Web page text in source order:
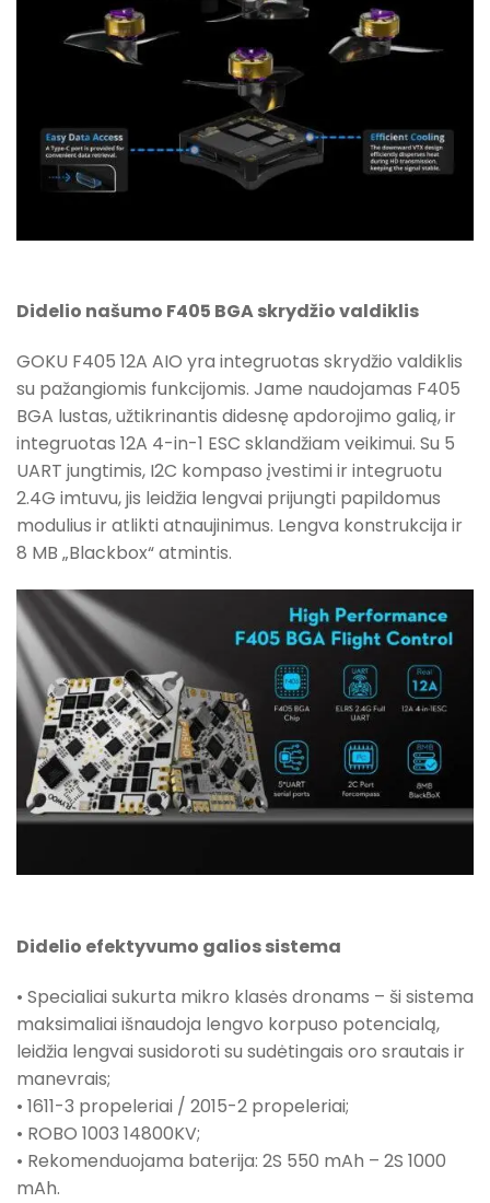
Didelio našumo F405 BGA skrydžio valdiklis
GOKU F405 12A AIO yra integruotas skrydžio valdiklis
su pažangiomis funkcijomis. Jame naudojamas F405
BGA lustas, užtikrinantis didesnę apdorojimo galią, ir
integruotas 12A 4-in-1 ESC sklandžiam veikimui. Su 5
UART jungtimis, I2C kompaso įvestimi ir integruotu
2.4G imtuvu, jis leidžia lengvai prijungti papildomus
modulius ir atlikti atnaujinimus. Lengva konstrukcija ir
8 MB „Blackbox“ atmintis.
Didelio efektyvumo galios sistema
• Specialiai sukurta mikro klasės dronams – ši sistema
maksimaliai išnaudoja lengvo korpuso potencialą,
leidžia lengvai susidoroti su sudėtingais oro srautais ir
manevrais;
• 1611-3 propeleriai / 2015-2 propeleriai;
• ROBO 1003 14800KV;
• Rekomenduojama baterija: 2S 550 mAh – 2S 1000
mAh.